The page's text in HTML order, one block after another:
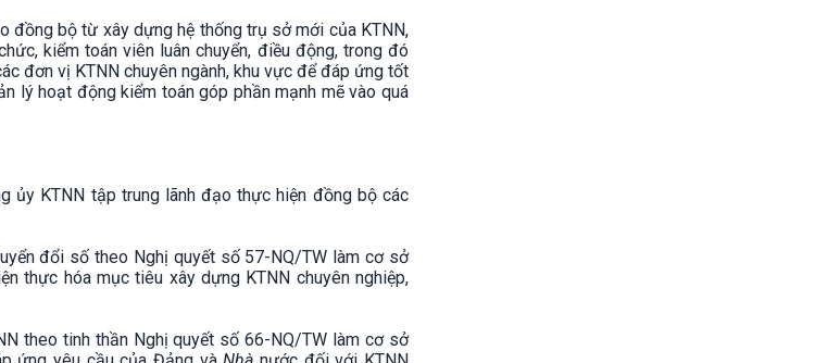
đồng bộ từ xây dựng hệ thống trụ sở mới của KTNN,
kiểm toán viên luân chuyển, điều động, trong đó
đơn vị KTNN chuyên ngành, khu vực để đáp ứng tốt
lý hoạt động kiểm toán góp phần mạnh mẽ vào quá
ủy KTNN tập trung lãnh đạo thực hiện đồng bộ các
đổi số theo Nghị quyết số 57-NQ/TW làm cơ sở
thực hóa mục tiêu xây dựng KTNN chuyên nghiệp,
theo tinh thần Nghị quyết số 66-NQ/TW làm cơ sở